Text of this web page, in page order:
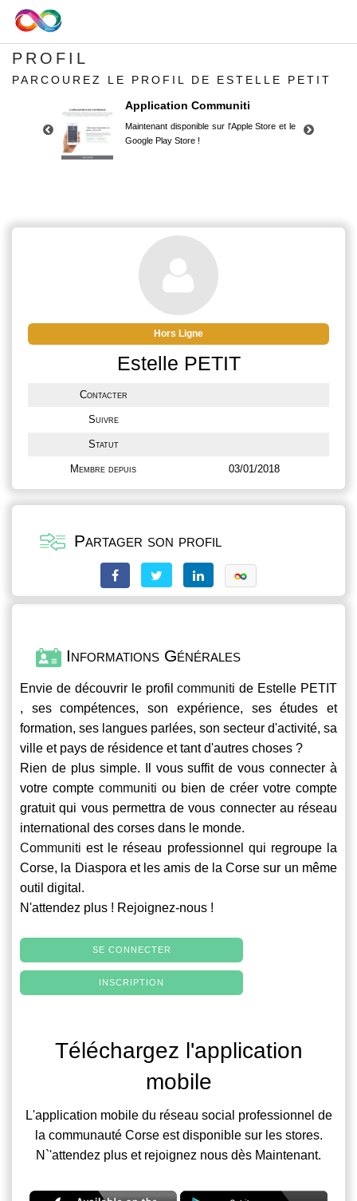
PROFIL
PARCOUREZ LE PROFIL DE ESTELLE PETIT
Application Communiti
Maintenant disponible sur l'Apple Store et le
Google Play Store !
Google Play Store !
Hors Ligne
Estelle PETIT
Contacter
Suivre
Statut
Membre depuis 03/01/2018
Partager son profil
Informations Générales
Envie de découvrir le profilcommuniti de Estelle PETIT
, ses compétences, son expérience, ses études et
formation, ses langues parlées, son secteur d'activité, sa
ville et pays de résidence et tant d'autres choses ?
Rien de plus simple. Il vous suffit de vous connecter à
votre compte communiti ou bien de créer votre compte
gratuit qui vous permettra de vous connecter au réseau
international des corses dans le monde.
Communiti est le réseau professionnel qui regroupe la
Corse, la Diaspora et les amis de la Corse sur un même
outil digital.
N'attendez plus ! Rejoignez-nous !
SE CONNECTER
INSCRIPTION
Téléchargez l'application
mobile
L'application mobile du réseau social professionnel de
la communauté Corse est disponible sur les stores.
N`'attendez plus et rejoignez nous dès Maintenant.